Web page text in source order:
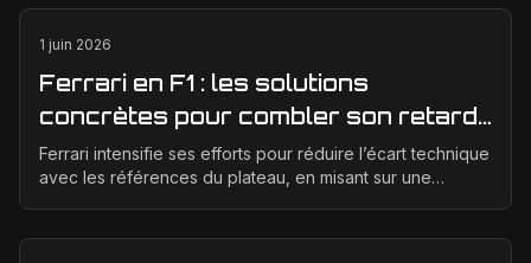
1 juin 2026
Ferrari en F1 : les solutions
concrètes pour combler son retard
technique en 2026
Ferrari intensifie ses efforts pour réduire l’écart technique
avec les références du plateau, en misant sur une